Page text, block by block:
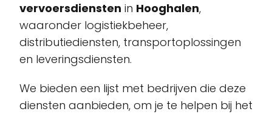
vervoersdiensten in Hooghalen,
waaronder logistiekbeheer,
distributiediensten, transportoplossingen
en leveringsdiensten.
We bieden een lijst met bedrijven die deze
diensten aanbieden, om je te helpen bij het